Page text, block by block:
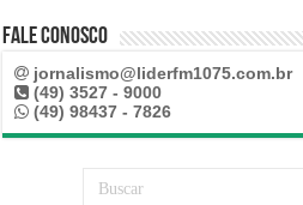
Fale Conosco
jornalismo@liderfm1075.com.br
(49) 3527 - 9000
(49) 98437 - 7826